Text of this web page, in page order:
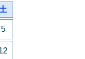
土
5